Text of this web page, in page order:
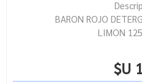
BARON ROJO
LIMON
$U